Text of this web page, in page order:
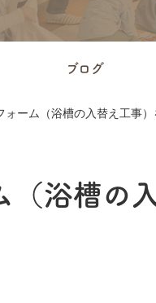
ブログ
施工事例
内装リフォーム
水回りリフォーム
内装豆知識
水回り豆知識
AIR PLOT
SOUFAについて
お知らせ
ーム（浴槽の入替え工事）
（浴槽の入